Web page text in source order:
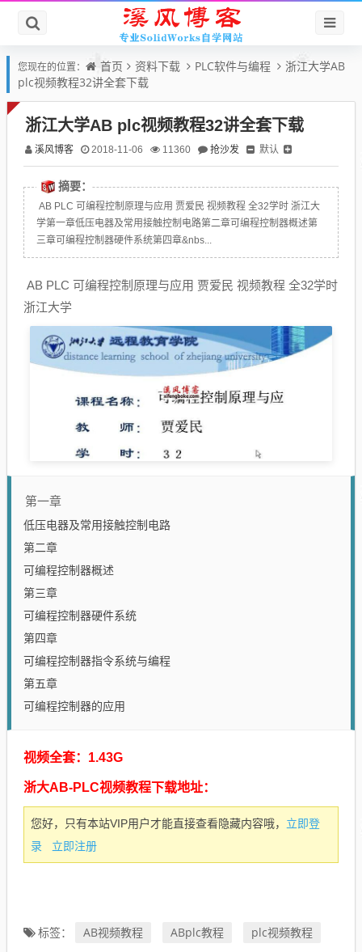
您现在的位置： 首页 资料下载 PLC软件与编程
浙江大学AB
plc视频教程32讲全套下载
浙江大学AB plc视频教程32讲全套下载
溪风博客 2018-11-06 11360 抢沙发 默认
摘要：
AB PLC 可编程控制原理与应用 贾爱民 视频教程 全32学时 浙江大
学第一章低压电器及常用接触控制电路第二章可编程控制器概述第
三章可编程控制器硬件系统第四章&nbs...
AB PLC 可编程控制原理与应用 贾爱民 视频教程 全32学时
浙江大学
第一章
低压电器及常用接触控制电路
第二章
可编程控制器概述
第三章
可编程控制器硬件系统
第四章
可编程控制器指令系统与编程
第五章
可编程控制器的应用
视频全套：1.43G
浙大AB-PLC视频教程下载地址：
您好，只有本站VIP用户才能直接查看隐藏内容哦， 立即登
录
立即注册
标签： AB视频教程 ABplc教程 plc视频教程